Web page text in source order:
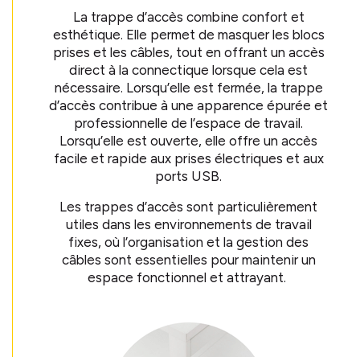
La trappe d’accès combine confort et
esthétique. Elle permet de masquer les blocs
prises et les câbles, tout en offrant un accès
direct à la connectique lorsque cela est
nécessaire. Lorsqu’elle est fermée, la trappe
d’accès contribue à une apparence épurée et
professionnelle de l’espace de travail.
Lorsqu’elle est ouverte, elle offre un accès
facile et rapide aux prises électriques et aux
ports USB.
Les trappes d’accès sont particulièrement
utiles dans les environnements de travail
fixes, où l’organisation et la gestion des
câbles sont essentielles pour maintenir un
espace fonctionnel et attrayant.